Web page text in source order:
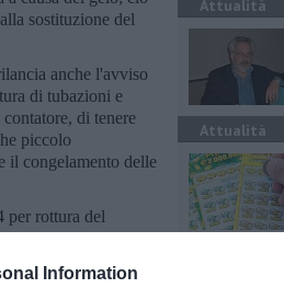
Information
sostituzione del
anche l'avviso
di tubazioni e
di tenere
piccolo
il congelamento delle
per rottura del
su qualsiasi
al massimo i
Attualità
Attualità